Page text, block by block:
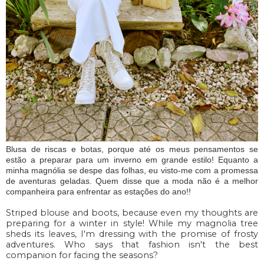
Blusa de riscas e botas, porque até os meus pensamentos se
estão a preparar para um inverno em grande estilo! Equanto a
minha magnólia se despe das folhas, eu visto-me com a promessa
de aventuras geladas. Quem disse que a moda não é a melhor
companheira para enfrentar as estações do ano!!
Striped blouse and boots, because even my thoughts are
preparing for a winter in style! While my magnolia tree
sheds its leaves, I'm dressing with the promise of frosty
adventures. Who says that fashion isn't the best
companion for facing the seasons?